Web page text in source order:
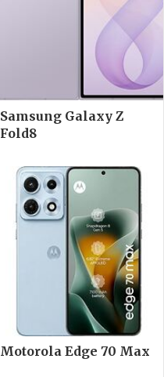
Samsung Galaxy Z
Fold8
Motorola Edge 70 Max